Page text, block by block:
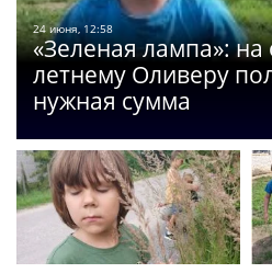
24 июня, 12:58
«Зеленая лампа»:
летнему Оливеру
нужная сумма